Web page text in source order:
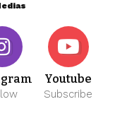
Youtube
Subscribe